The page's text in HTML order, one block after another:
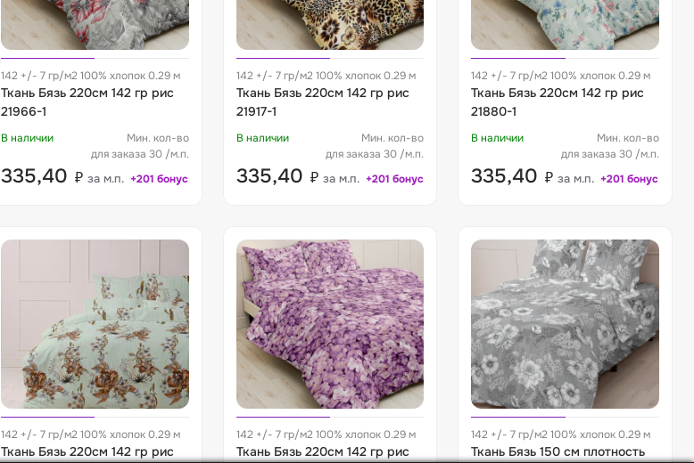
142 +/- 7 гр/м2 100% хлопок 0.29 м
Ткань Бязь 220см 142 гр рис
21966-1
В наличии
Мин. кол-во
для заказа 30 /м.п.
335,40 ₽ за м.п. +201 бонус
142 +/- 7 гр/м2 100% хлопок 0.29 м
Ткань Бязь 220см 142 гр рис
21917-1
В наличии
Мин. кол-во
для заказа 30 /м.п.
335,40 ₽ за м.п. +201 бонус
142 +/- 7 гр/м2 100% хлопок 0.29 м
Ткань Бязь 220см 142 гр рис
21880-1
В наличии
Мин. кол-во
для заказа 30 /м.п.
335,40 ₽ за м.п. +201 бонус
142 +/- 7 гр/м2 100% хлопок 0.29 м
Ткань Бязь 220см 142 гр рис
142 +/- 7 гр/м2 100% хлопок 0.29 м
Ткань Бязь 220см 142 гр рис
142 +/- 7 гр/м2 100% хлопок 0.29 м
Ткань Бязь 150 см плотность